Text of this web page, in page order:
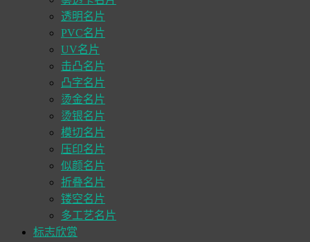
透明名片
PVC名片
UV名片
击凸名片
凸字名片
烫金名片
烫银名片
模切名片
压印名片
似颜名片
折叠名片
镂空名片
多工艺名片
标志欣赏